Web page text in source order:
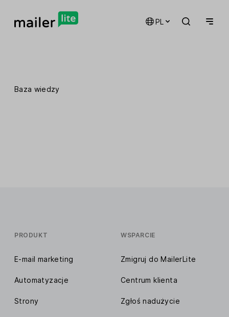
PL
Baza wiedzy
PRODUKT
E-mail marketing
Automatyzacje
Strony
WSPARCIE
Zmigruj do MailerLite
Centrum klienta
Zgłoś nadużycie